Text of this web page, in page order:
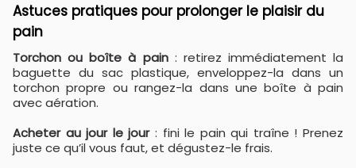
Astuces pratiques pour prolonger le plaisir du
pain
Torchon ou boîte à pain: retirez immédiatement la
baguette du sac plastique, enveloppez-la dans un
torchon propre ou rangez-la dans une boîte à pain
avec aération.
Acheter au jour le jour: fini le pain qui traîne ! Prenez
juste ce qu’il vous faut, et dégustez-le frais.